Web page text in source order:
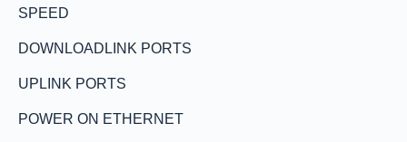
SPEED
DOWNLOADLINK PORTS
UPLINK PORTS
POWER ON ETHERNET